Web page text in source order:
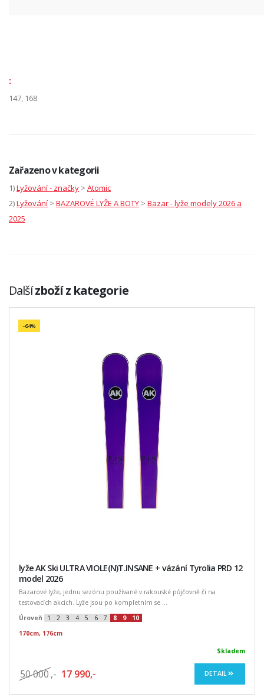
:
147, 168
Zařazeno v kategorii
1)Lyžování - značky > Atomic
2)Lyžování > BAZAROVÉ LYŽE A BOTY > Bazar - lyže modely 2026 a
2025
Dalšízboží z kategorie
-64%
lyže AK Ski ULTRA VIOLE(N)T.INSANE + vázání Tyrolia PRD 12
model 2026
Bazarové lyže, jednu sezónu používané v rakouské půjčovně či na
testovacích akcích. Lyže jsou po kompletním se ...
Úroveň
1 2 3 4 5 6 7 8 9
10
170cm, 176cm
Skladem
50 000 ,- 17 990,- DETAIL